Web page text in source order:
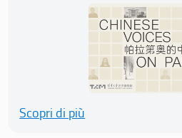
Scopri di più